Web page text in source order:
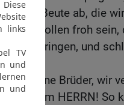
der Beute ab, die
Sie sollen froh sein,
wiederbringen, und
»Meine Brüder, wir
dem HERRN! So